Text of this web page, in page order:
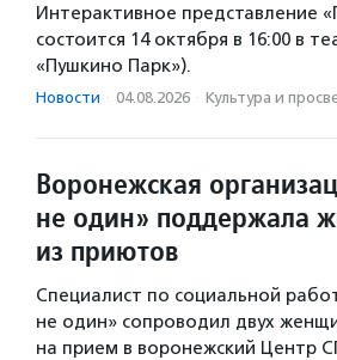
Интерактивное представление
состоится 14 октября в 16:00 в
«Пушкино Парк»).
Новости · 04.08.2026 · Культура и
Воронежская
не один» поддержала
из приютов
Специалист по социальной
не один» сопроводил двух
на прием в воронежский Центр